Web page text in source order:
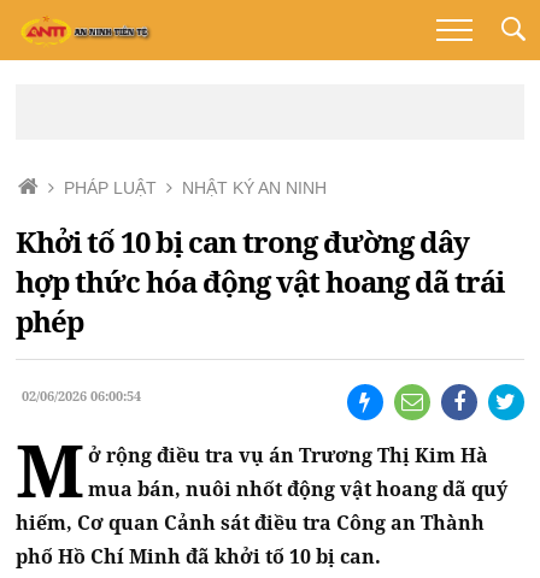
PHÁP LUẬT NHẬT KÝ AN NINH
Khởi tố 10 bị can trong đường dây
hợp thức hóa động vật hoang dã trái
phép
02/06/2026 06:00:54
M ở rộng điều tra vụ án Trương Thị Kim Hà
mua bán, nuôi nhốt động vật hoang dã quý
hiếm, Cơ quan Cảnh sát điều tra Công an Thành
phố Hồ Chí Minh đã khởi tố 10 bị can.